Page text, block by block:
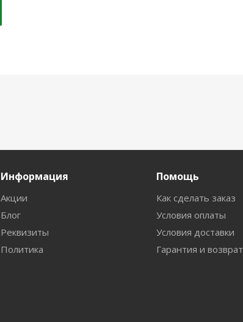
Информация
Акции
Блог
Реквизиты
Политика
Помощь
Как сделать заказ
Условия оплаты
Условия доставки
Гарантия и возврат